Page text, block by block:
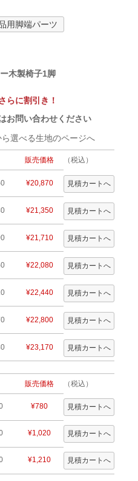
用脚端パーツ
木製椅子1脚
らに割引き！
お問い合わせください
選べる生地のページへ
販売価格 （税込）
¥20,870
¥21,350
¥21,710
¥22,080
¥22,440
¥22,800
¥23,170
販売価格 （税込）
¥780
¥1,020
¥1,210